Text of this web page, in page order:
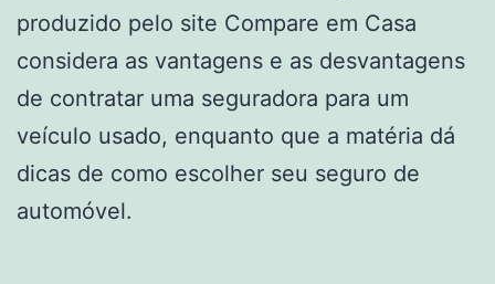
produzido pelo site Compare em Casa
considera as vantagens e as desvantagens
de contratar uma seguradora para um
veículo usado, enquanto que a matéria dá
dicas de como escolher seu seguro de
automóvel.